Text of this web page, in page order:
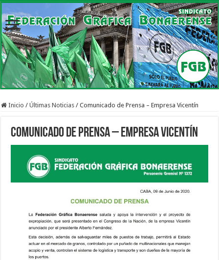
Inicio / Últimas Noticias / Comunicado de Prensa – Empresa Vicentín
Comunicado de Prensa – Empresa Vicentín